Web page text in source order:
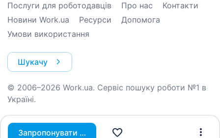
Запропонувати вакансію
Послуги для роботодавців Про нас
Контакти
Новини Work.ua
Ресурси
Допомога
Умови використання
Шукачу
© 2006–2026 Work.ua. Сервіс пошуку роботи №1 в
Україні.